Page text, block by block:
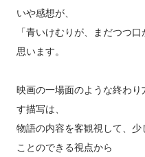
いや感想が、
「青いけむりが、まだつつ
思います。
映画の一場面のような終わ
す描写は、
物語の内容を客観視して、
ことのできる視点から